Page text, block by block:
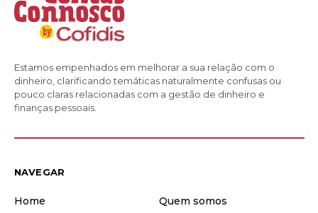
Estamos empenhados em melhorar a sua relação com o
dinheiro, clarificando temáticas naturalmente confusas ou
pouco claras relacionadas com a gestão de dinheiro e
finanças pessoais.
NAVEGAR
Home Quem somos